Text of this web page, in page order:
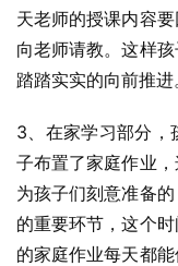
天老师的授课内容
向老师请教。这样
踏踏实实的向前推进
3、在家学习部分，
子布置了家庭作业
为孩子们刻意准备
的重要环节，这个
的家庭作业每天都